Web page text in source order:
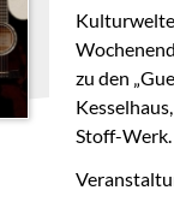
zu den
Stoff-Werk.